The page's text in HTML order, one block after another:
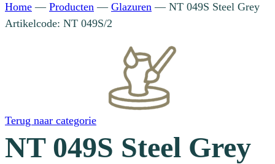
Home — Producten — Glazuren — NT 049S Steel Grey
Artikelcode: NT 049S/2
Terug naar categorie
NT 049S Steel Grey